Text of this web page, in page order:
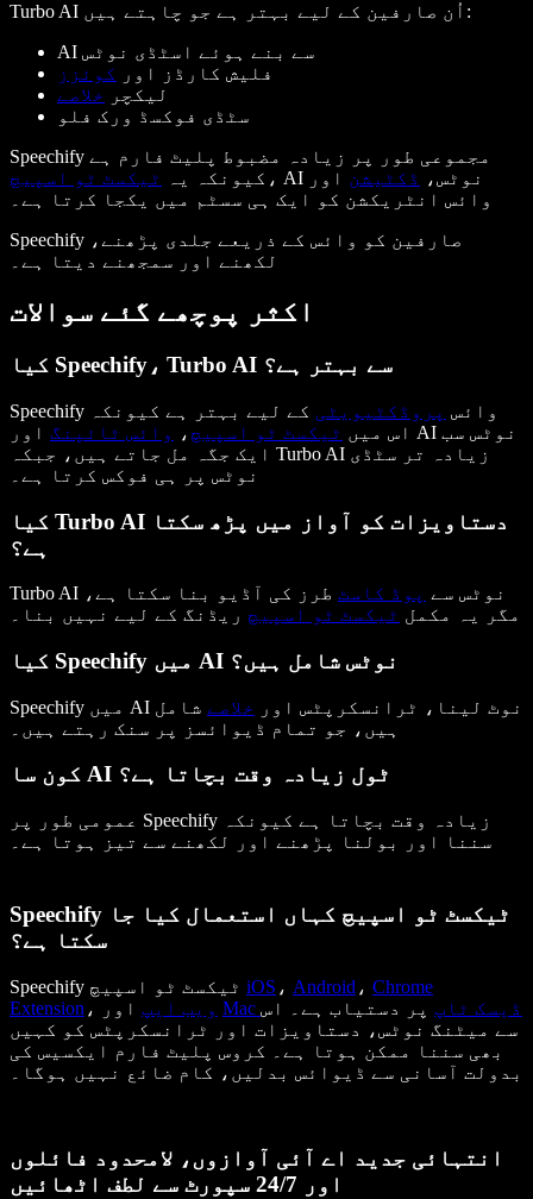
Turbo AI اُن صارفین کے لیے بہتر ہے جو چاہتے ہیں:
AI سے بنے ہوئے اسٹڈی نوٹس
فلیش کارڈز اور
کوئزز
لیکچر
خلاصے
سٹڈی فوکسڈ ورک فلو
Speechify مجموعی طور پر زیادہ مضبوط پلیٹ فارم ہے
کیونکہ یہ
ٹیکسٹ ٹو اسپیچ ، AI نوٹس، ڈکٹیشن اور
وائس انٹریکشن کو ایک ہی سسٹم میں یکجا کرتا ہے۔
Speechify صارفین کو وائس کے ذریعے جلدی پڑھنے،
لکھنے اور سمجھنے دیتا ہے۔
اکثر پوچھے گئے سوالات
کیا Speechify، Turbo AI سے بہتر ہے؟
Speechify وائس پروڈکٹیویٹی کے لیے بہتر ہے کیونکہ
اس میں ٹیکسٹ ٹو اسپیچ ، وائس ٹائپنگ اور AI نوٹس سب
ایک جگہ مل جاتے ہیں، جبکہ Turbo AI زیادہ تر سٹڈی
نوٹس پر ہی فوکس کرتا ہے۔
کیا Turbo AI دستاویزات کو آواز میں پڑھ سکتا
ہے؟
Turbo AI نوٹس سے پوڈ کاسٹ طرز کی آڈیو بنا سکتا ہے،
مگر یہ مکمل ٹیکسٹ ٹو اسپیچ ریڈنگ کے لیے نہیں بنا۔
کیا Speechify میں AI نوٹس شامل ہیں؟
Speechify میں AI نوٹ لینا، ٹرانسکرپٹس اور خلاصے شامل
ہیں، جو تمام ڈیوائسز پر سنک رہتے ہیں۔
کون سا AI ٹول زیادہ وقت بچاتا ہے؟
عمومی طور پر Speechify زیادہ وقت بچاتا ہے کیونکہ
سننا اور بولنا پڑھنے اور لکھنے سے تیز ہوتا ہے۔
Speechify ٹیکسٹ ٹو اسپیچ کہاں استعمال کیا جا
سکتا ہے؟
iOS ، Android ، Chrome
Extension ، ویب ایپ Mac ڈیسک ٹاپ پر دستیاب ہے۔ اس
سے میٹنگ نوٹس، دستاویزات اور ٹرانسکرپٹس کو کہیں
بھی سننا ممکن ہوتا ہے۔ کروس پلیٹ فارم ایکسیس کی
بدولت آسانی سے ڈیوائس بدلیں، کام ضائع نہیں ہوگا۔
انتہائی جدید اے آئی آوازوں، لامحدود فائلوں
اور 24/7 سپورٹ سے لطف اٹھائیں